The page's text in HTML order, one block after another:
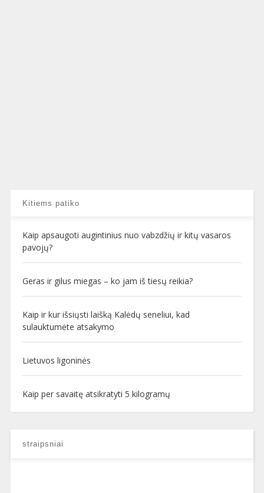
Kitiems patiko
Kaip apsaugoti augintinius nuo vabzdžių ir kitų vasaros
pavojų?
Geras ir gilus miegas – ko jam iš tiesų reikia?
Kaip ir kur išsiųsti laišką Kalėdų seneliui, kad
sulauktumėte atsakymo
Lietuvos ligoninės
Kaip per savaitę atsikratyti 5 kilogramų
straipsniai